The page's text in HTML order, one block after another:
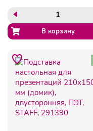
ФОРМАТА (150х210 мм),
А5, односторонняя,
вертикальная, BRAUBERG,
290416